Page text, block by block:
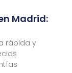
Madrid:
rápida y